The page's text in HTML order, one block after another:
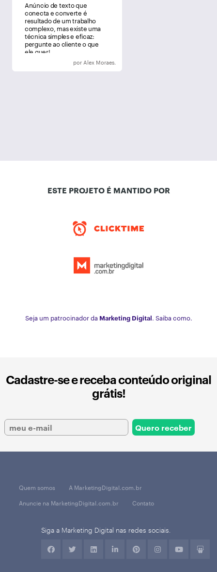
Anúncio de texto que
conecta e converte é
resultado de um trabalho
complexo, mas existe uma
técnica simples e eficaz:
pergunte ao cliente o que
ele quer!
por Alex Moraes.
ESTE PROJETO É MANTIDO POR
Seja um patrocinador da Marketing Digital. Saiba como.
Cadastre-se e receba conteúdo original
grátis!
Quem somos
A MarketingDigital.com.br
Anuncie na MarketingDigital.com.br
Contato
Siga a Marketing Digital nas redes sociais.